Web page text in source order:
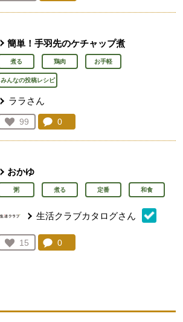
簡単！手羽先のケチャップ煮
煮る 鶏肉 お手軽
みんなの投稿レシピ
ララさん
お気に入り登録：
99
人が登録
コメント：
0
おかゆ
粥 煮る 定番 和食
生活クラブカタログさん
お気に入り登録：
15
人が登録
コメント：
0